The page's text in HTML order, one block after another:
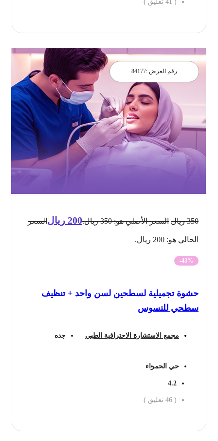
41 تعليق )
رقم العرض : 84177
ريال السعر الأصلي هو: 350 ريال. 200 ريالالسعر
الحالي هو: 200 ريال.
-43%
حشوة تجميلية لسطحين لسن واحد + تنظيف
سطحي للتسوس
مجمع الاستشارة الاحترافية الطبي جده
حي الحمراء
4.2
46 تعليق )